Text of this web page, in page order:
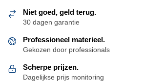
Niet goed, geld terug.
30 dagen garantie
Professioneel materieel.
Gekozen door professionals
Scherpe prijzen.
Dagelijkse prijs monitoring